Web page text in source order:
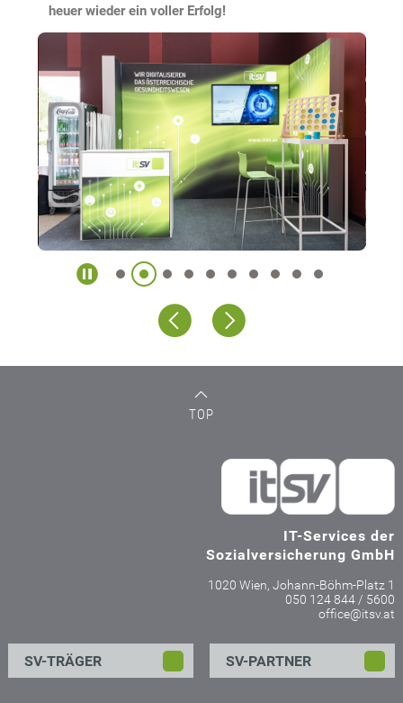
heuer wieder ein voller Erfolg!
TOP
IT-Services der
Sozialversicherung GmbH
1020 Wien, Johann-Böhm-Platz 1
050 124 844 / 5600
office@itsv.at
SV-TRÄGER SV-PARTNER